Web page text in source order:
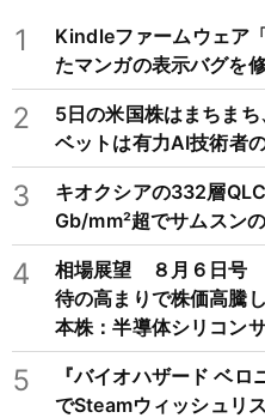
1
Kindleファームウェア
たマンガの表示バグを
2
5日の米国株はまちま
ベットは有力AI技術者
3
キオクシアの332層
Gb/mm²超でサムスン
4
相場展望 ８月６日号
待の高まりで株価高騰
本株：半導体シリコン
不況を繰り返すため注
5
『バイオハザード ベ
でSteamウィッシュリ